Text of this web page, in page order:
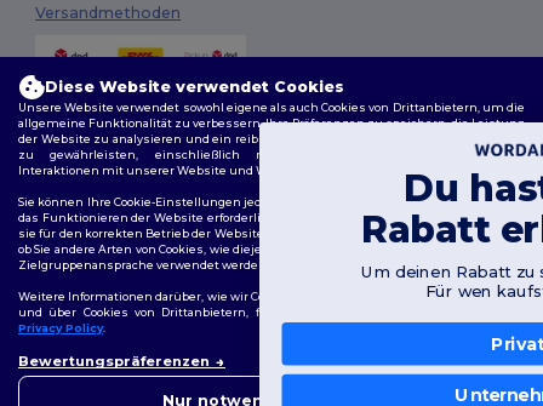
Versandmethoden
Allgemeine Geschäftsbedingungen|
Datenschutzbestimmungen
Cookie-Richtlinie|Site Map
Berlin|Hamburg|München|Köln |
|Bremen
Diese Website verwendet Cookies
Unsere Website verwendet sowohl eigene als auch Cookies von Drittanbietern, um die
allgemeine Funktionalität zu verbessern, Ihre Präferenzen zu speichern, die Leistung
der Website zu analysieren und ein reibungsloses und personalisiertes Surferlebnis
zu gewährleisten, einschließlich maßgeschneidertem Inhalt, optimierten
Interaktionen mit unserer Website und Werbung.
Sie können Ihre Cookie-Einstellungen jederzeit verwalten. Essenzielle Cookies, die für
das Funktionieren der Website erforderlich sind, können nicht deaktiviert werden, da
sie für den korrekten Betrieb der Website erforderlich sind. Sie können jedoch wählen,
ob Sie andere Arten von Cookies, wie diejenigen, die für Personalisierung, Analyse und
Zielgruppenansprache verwendet werden, zulassen oder blockieren möchten.
Weitere Informationen darüber, wie wir Cookies verwenden, wie Sie diese kontrollieren
und über Cookies von Drittanbietern, finden Sie in unserer
Privacy Policy.
Bewertungspräferenzen
Nur notwendige zulassen
Wenn Sie Fragen oder
Du hast 10€
Rabatt erhalten!
Um deinen Rabatt zu sichern, sag uns:
Für wen kaufst du ein?
Unternehmen